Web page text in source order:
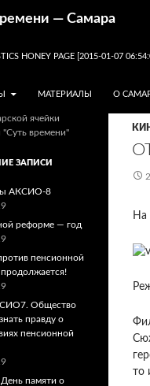
— Самара
HONEY PAGE [2015-01-07
МАТЕРИАЛЫ О
На
то
ячейки
"Суть времени"
ЗАПИСИ
АКСИО-8
реформе — год
пенсионной
Общество
правду о
пенсионной
памяти о